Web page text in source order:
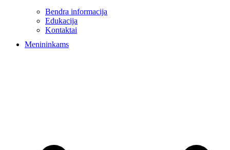
Bendra informacija
Edukacija
Kontaktai
Menininkams